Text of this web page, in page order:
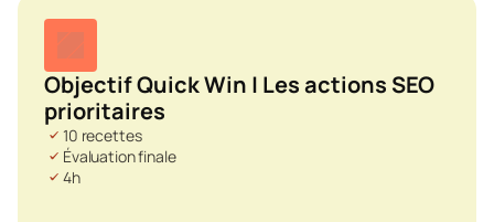
Objectif Quick Win | Les actions SEO
prioritaires
10 recettes
Évaluation finale
4h